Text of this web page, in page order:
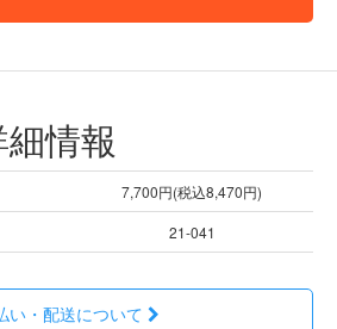
情報
7,700円(税込8,470円)
21-041
い・配送について